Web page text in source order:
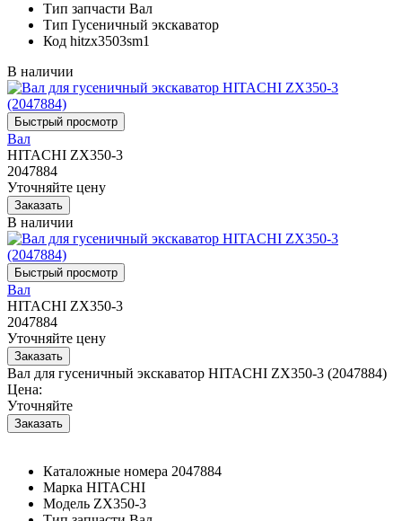
Тип запчасти Вал
Тип Гусеничный экскаватор
Код hitzx3503sm1
В наличии
Вал
HITACHI ZX350-3
2047884
Уточняйте цену
В наличии
Вал
HITACHI ZX350-3
2047884
Уточняйте цену
Вал для гусеничный экскаватор HITACHI ZX350-3 (2047884)
Цена:
Уточняйте
Каталожные номера 2047884
Марка HITACHI
Модель ZX350-3